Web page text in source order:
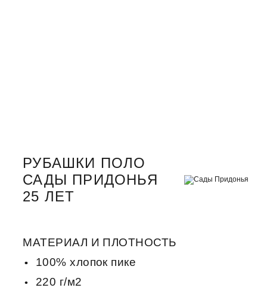
РУБАШКИ ПОЛО
САДЫ ПРИДОНЬЯ
25 ЛЕТ
МАТЕРИАЛ И ПЛОТНОСТЬ
100% хлопок пике
220 г/м2